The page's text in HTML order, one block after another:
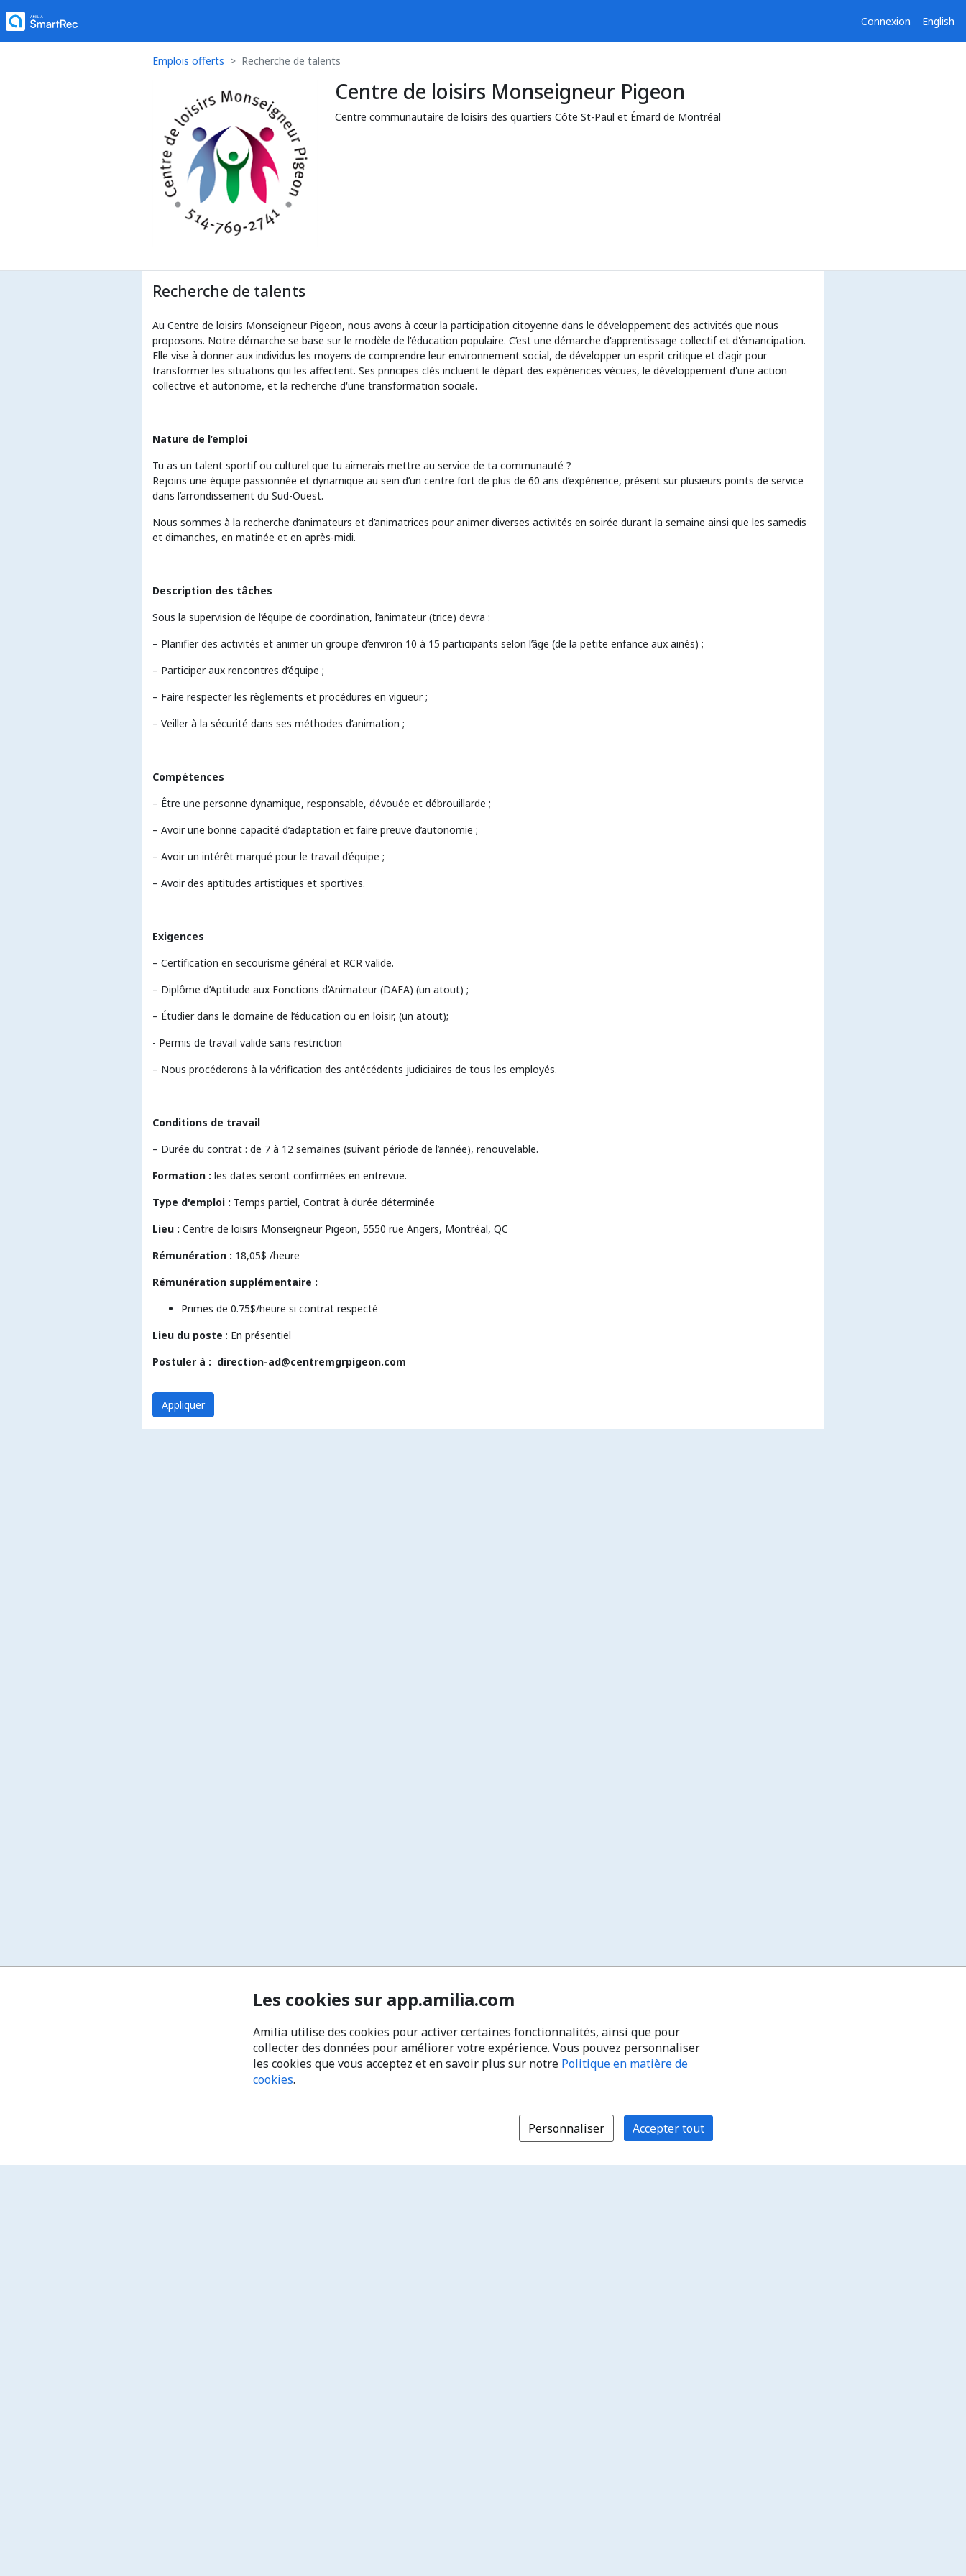
Connexion English
Emplois offerts Recherche de talents
Centre de loisirs Monseigneur Pigeon
Centre communautaire de loisirs des quartiers Côte St-Paul et Émard de Montréal
Recherche de talents
Au Centre de loisirs Monseigneur Pigeon, nous avons à cœur la participation citoyenne dans le développement des activités que nous
proposons. Notre démarche se base sur le modèle de l'éducation populaire. C’est une démarche d'apprentissage collectif et d'émancipation.
Elle vise à donner aux individus les moyens de comprendre leur environnement social, de développer un esprit critique et d'agir pour
transformer les situations qui les affectent. Ses principes clés incluent le départ des expériences vécues, le développement d'une action
collective et autonome, et la recherche d'une transformation sociale.
Nature de l’emploi
Tu as un talent sportif ou culturel que tu aimerais mettre au service de ta communauté ?
Rejoins une équipe passionnée et dynamique au sein d’un centre fort de plus de 60 ans d’expérience, présent sur plusieurs points de service
dans l’arrondissement du Sud-Ouest.
Nous sommes à la recherche d’animateurs et d’animatrices pour animer diverses activités en soirée durant la semaine ainsi que les samedis
et dimanches, en matinée et en après-midi.
Description des tâches
Sous la supervision de l’équipe de coordination, l’animateur (trice) devra :
– Planifier des activités et animer un groupe d’environ 10 à 15 participants selon l’âge (de la petite enfance aux ainés) ;
– Participer aux rencontres d’équipe ;
– Faire respecter les règlements et procédures en vigueur ;
– Veiller à la sécurité dans ses méthodes d’animation ;
Compétences
– Être une personne dynamique, responsable, dévouée et débrouillarde ;
– Avoir une bonne capacité d’adaptation et faire preuve d’autonomie ;
– Avoir un intérêt marqué pour le travail d’équipe ;
– Avoir des aptitudes artistiques et sportives.
Exigences
– Certification en secourisme général et RCR valide.
– Diplôme d’Aptitude aux Fonctions d’Animateur (DAFA) (un atout) ;
– Étudier dans le domaine de l’éducation ou en loisir, (un atout);
- Permis de travail valide sans restriction
– Nous procéderons à la vérification des antécédents judiciaires de tous les employés.
Conditions de travail
– Durée du contrat : de 7 à 12 semaines (suivant période de l’année), renouvelable.
Formation : les dates seront confirmées en entrevue.
Type d'emploi : Temps partiel, Contrat à durée déterminée
Lieu : Centre de loisirs Monseigneur Pigeon, 5550 rue Angers, Montréal, QC
Rémunération : 18,05$ /heure
Rémunération supplémentaire :
Primes de 0.75$/heure si contrat respecté
Lieu du poste : En présentiel
Postuler à : direction-ad@centremgrpigeon.com
Appliquer
Les cookies sur app.amilia.com
Amilia utilise des cookies pour activer certaines fonctionnalités, ainsi que pour
collecter des données pour améliorer votre expérience. Vous pouvez personnaliser
les cookies que vous acceptez et en savoir plus sur notre Politique en matière de
cookies.
Personnaliser Accepter tout